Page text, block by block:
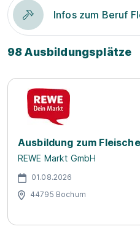
Infos zum Beruf
98 Ausbildungsplätze
Ausbildung zum
REWE Markt GmbH
01.08.2026
44795 Bochum